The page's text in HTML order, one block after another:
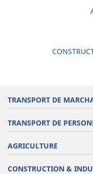
TRANSPORT DE
TRANSPORT DE
AGRICULTURE
CONSTRUCTION &